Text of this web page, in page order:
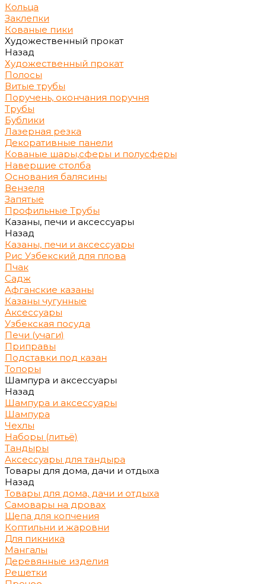
Кольца
Заклепки
Кованые пики
Художественный прокат
Назад
Художественный прокат
Полосы
Витые трубы
Поручень, окончания поручня
Трубы
Бублики
Лазерная резка
Декоративные панели
Кованые шары,сферы и полусферы
Навершие столба
Основания балясины
Вензеля
Запятые
Профильные Трубы
Казаны, печи и аксессуары
Назад
Казаны, печи и аксессуары
Рис Узбекский для плова
Пчак
Садж
Афганские казаны
Казаны чугунные
Аксессуары
Узбекская посуда
Печи (учаги)
Приправы
Подставки под казан
Топоры
Шампура и аксессуары
Назад
Шампура и аксессуары
Шампура
Чехлы
Наборы (литьё)
Тандыры
Аксессуары для тандыра
Товары для дома, дачи и отдыха
Назад
Товары для дома, дачи и отдыха
Самовары на дровах
Щепа для копчения
Коптильни и жаровни
Для пикника
Мангалы
Деревянные изделия
Решетки